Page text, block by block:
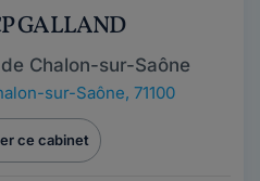
GALLAND
Chalon-sur-Saône
sur-Saône, 71100
ce cabinet